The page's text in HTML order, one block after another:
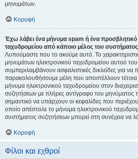
μηνυμάτων.
Κορυφή
Έχω λάβει ένα μήνυμα spam ή ένα
ταχυδρομείου από κάποιο μέλος του
Λυπούμαστε που το ακούμε αυτό. Το
μηνυμάτων ηλεκτρονικού ταχυδρομείου αυτού
συμπεριλαμβάνουν ασφαλιστικές δικλείδες για
παρακολουθήσουμε μέλη που αποστέλλουν τέτοια
μήνυμα ηλεκτρονικού ταχυδρομείου στον
συζητήσεων με πλήρες αντίγραφο του μηνύματος
σημαντικό να υπάρχουν οι κεφαλίδες που
οποίο απέστειλε το μήνυμα ηλεκτρονικού
συστήματος συζητήσεων μπορεί στη συνέχεια να
Κορυφή
Φίλοι και εχθροί